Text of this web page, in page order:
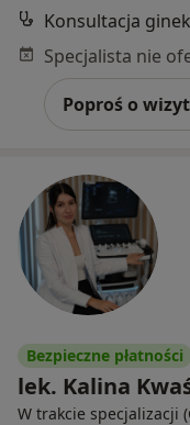
Konsultacja
Poproś o
Bezpieczne płatności
lek. Kalina
W trakcie specjalizacji